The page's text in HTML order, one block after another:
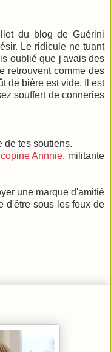
du blog de Guérini
Le ridicule ne tuant
oublié que j'avais des
retrouvent comme des
de bière est vide. Il est
souffert de conneries
de tes soutiens.
Annnie, militante
une marque d'amitié
d'être sous les feux de